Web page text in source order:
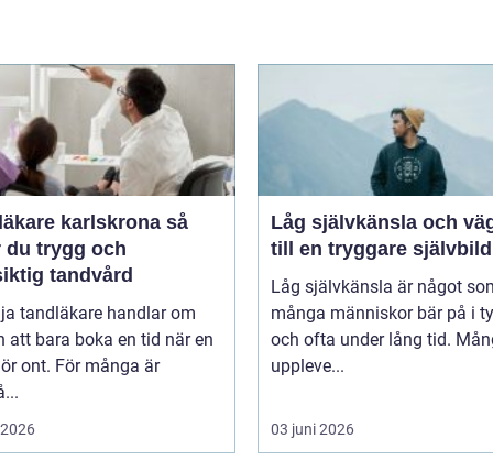
karlskrona så
du trygg och
tandvård
tandläkare handlar om
att bara boka en tid när en
ont. För många är
Låg självkänsla och
till en tryggare självbild
Låg självkänsla är något
många människor bär på i
och ofta under lång tid.
uppleve...
03 juni 2026